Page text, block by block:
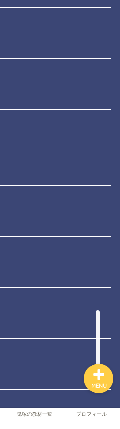
鬼塚の教材一覧 プロフィール
MENU